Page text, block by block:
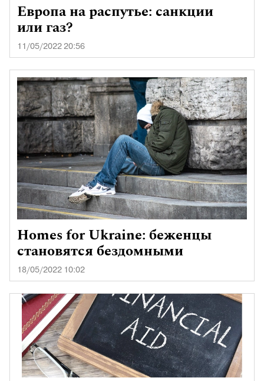
Европа на распутье: санкции
или газ?
11/05/2022 20:56
Homes for Ukraine: беженцы
становятся бездомными
18/05/2022 10:02